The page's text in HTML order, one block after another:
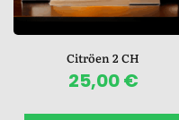
Citröen 2 CH
25,00€